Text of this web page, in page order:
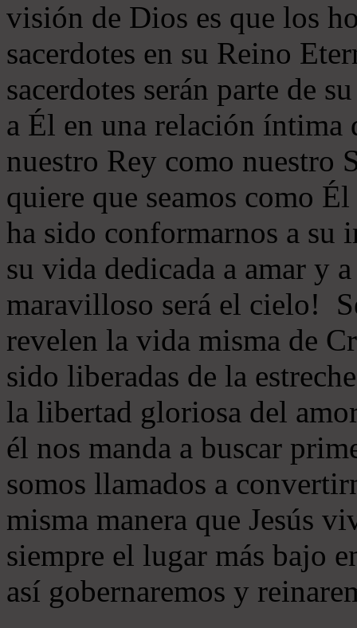
visión de Dios es que los
sacerdotes en su Reino
sacerdotes serán parte de
a Él en una relación íntima
nuestro Rey como nuestro
quiere que seamos como
ha sido conformarnos a su
su vida dedicada a amar y
maravilloso será el cielo!
revelen la vida misma de
sido liberadas de la
la libertad gloriosa del
él nos manda a buscar
somos llamados a
misma manera que Jesús
siempre el lugar más bajo
así gobernaremos y